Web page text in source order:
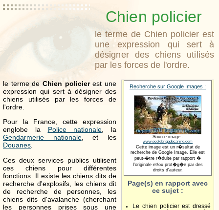
Chien policier
le terme de Chien policier est
une expression qui sert à
désigner des chiens utilisés
par les forces de l'ordre.
Recherche sur Google Images :
Source image :
www.ecolebrigadecanine.com
Cette image est un r�sultat de
recherche de Google Image. Elle est
peut-�tre r�duite par rapport �
l'originale et/ou prot�g�e par des
droits d'auteur.
Page(s) en rapport avec
ce sujet :
Le chien policier est dressé
le terme de Chien policierest une
expression qui sert à désigner des
chiens utilisés par les forces de
l'ordre.
Pour la France, cette expression
englobe la Police nationale, la
Gendarmerie nationale, et les
Douanes.
Ces deux services publics utilisent
ces chiens pour différentes
fonctions. Il existe les chiens dits de
recherche d'explosifs, les chiens dit
de recherche de personnes, les
chiens dits d'avalanche (cherchant
les personnes prises sous une